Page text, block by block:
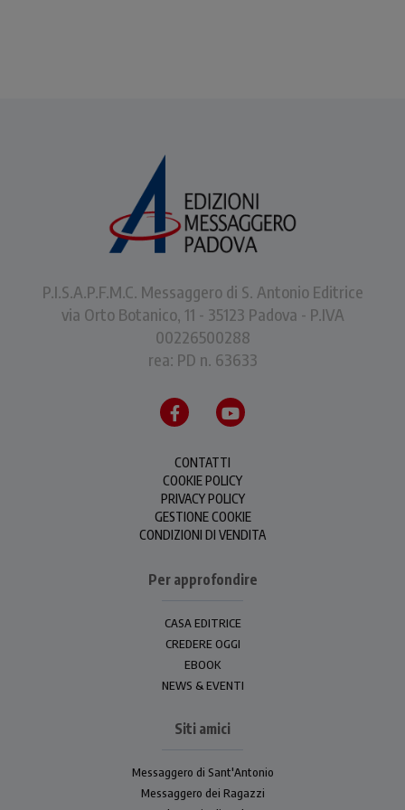
P.I.S.A.P.F.M.C. Messaggero di S. Antonio Editrice
via Orto Botanico, 11 - 35123 Padova - P.IVA
00226500288
rea: PD n. 63633
CONTATTI
COOKIE POLICY
PRIVACY POLICY
GESTIONE COOKIE
CONDIZIONI DI VENDITA
Per approfondire
CASA EDITRICE
CREDERE OGGI
EBOOK
NEWS & EVENTI
Siti amici
Messaggero di Sant'Antonio
Messaggero dei Ragazzi